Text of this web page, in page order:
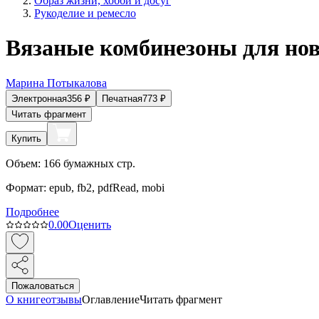
Рукоделие и ремесло
Вязаные комбинезоны для
Марина Потыкалова
Электронная356 ₽ Печатная773 ₽
Читать фрагмент
Купить
Объем: 166 бумажных стр.
Формат: epub, fb2, pdfRead, mobi
Подробнее
0.00Оценить
Пожаловаться
О книгеотзывыОглавлениеЧитать фрагмент